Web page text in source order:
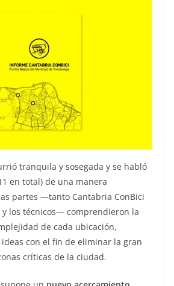
tranquila y sosegada y se habló
en total) de una manera
partes —tanto Cantabria ConBici
y los técnicos— comprendieron la
de cada ubicación,
con el fin de eliminar la gran
críticas de la ciudad.